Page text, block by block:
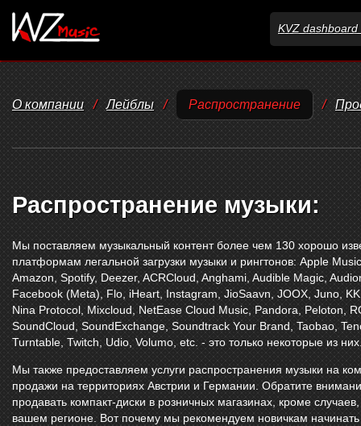
KVZ dashboard
О компании / Лейблы / Распространение /
Распространение музыки:
Мы поставляем музыкальный контент более чем 130 хорошо
платформам легальной загрузки музыки и рингтонов: Apple Music
Amazon Spotify, Deezer, ACRCloud Anghami Audible Magic
Facebook (Meta)
Flo iHeart Instagram JioSaavn JOOX Juno
Nina Protocol Mixcloud NetEase Cloud Music Pandora Peloton
SoundCloud SoundExchange Soundtrack Your Brand Taobao
Turntable Twitch Udio Volumo etc. - это только некоторые из
Мы также предоставляем услуги распространения музыки на
продажи на территориях Австрии и Германии. Обратите
продавать компакт-диски в розничных магазинах, кроме
вашем регионе. Вот почему мы рекомендуем новичкам